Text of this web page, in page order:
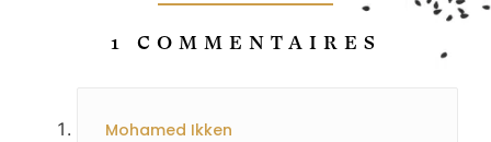
1 COMMENTAIRES
Mohamed Ikken